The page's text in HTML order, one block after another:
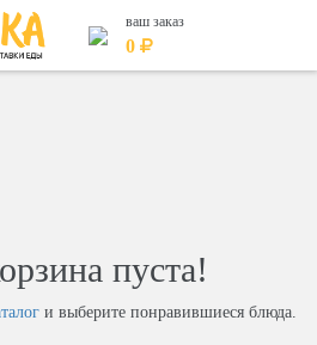
ваш заказ
0
пуста!
и выберите понравившиеся блюда.